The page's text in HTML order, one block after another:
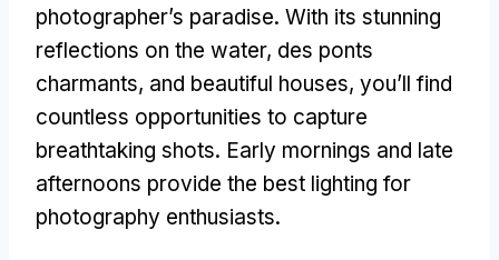
photographer’s paradise. With its stunning
reflections on the water, des ponts
charmants, and beautiful houses, you’ll find
countless opportunities to capture
breathtaking shots. Early mornings and late
afternoons provide the best lighting for
photography enthusiasts.